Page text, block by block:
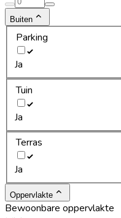
Buiten
Parking
Ja
Tuin
Ja
Terras
Ja
Oppervlakte
Bewoonbare oppervlakte